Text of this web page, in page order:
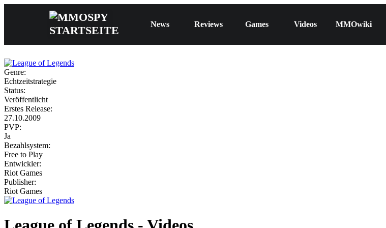
News Reviews Games Videos MMOwiki
Genre:
Echtzeitstrategie
Status:
Veröffentlicht
Erstes Release:
27.10.2009
PVP:
Ja
Bezahlsystem:
Free to Play
Entwickler:
Riot Games
Publisher:
Riot Games